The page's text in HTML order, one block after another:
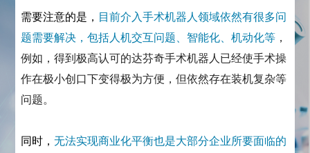
需要注意的是， 目前介入手术机器人领域依然有很多问
题需要解决，包括人机交互问题、智能化、机动化等 ，
例如，得到极高认可的达芬奇手术机器人已经使手术操
作在极小创口下变得极为方便，但依然存在装机复杂等
问题。
同时，无法实现商业化平衡也是大部分企业所要面临的